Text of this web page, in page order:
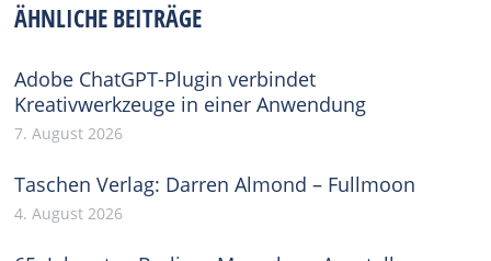
ÄHNLICHE BEITRÄGE
Adobe ChatGPT-Plugin verbindet
Kreativwerkzeuge in einer Anwendung
7. August 2026
Taschen Verlag: Darren Almond – Fullmoon
4. August 2026